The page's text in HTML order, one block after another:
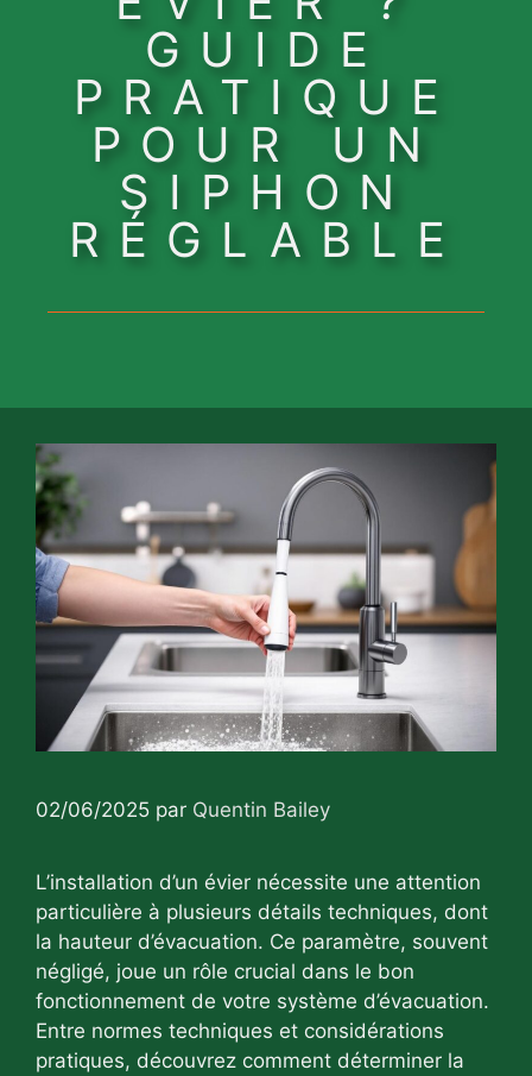
GUIDE
PRATIQUE
POUR UN
SIPHON
RÉGLABLE
02/06/2025 par Quentin Bailey
L’installation d’un évier nécessite une attention
particulière à plusieurs détails techniques, dont
la hauteur d’évacuation. Ce paramètre, souvent
négligé, joue un rôle crucial dans le bon
fonctionnement de votre système d’évacuation.
Entre normes techniques et considérations
pratiques, découvrez comment déterminer la